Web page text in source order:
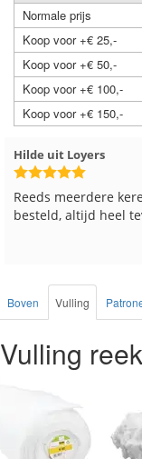
Normale prijs
Koop voor +€ 25,-
Koop voor +€ 50,-
Koop voor +€ 100,-
Koop voor +€ 150,-
Loes uit
Snelle levering
Boven Vulling
Vulling